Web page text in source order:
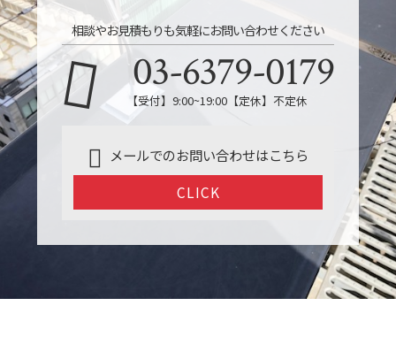
相談やお見積もりも気軽にお問い合わせください
03-6379-0179
【受付】9:00~19:00【定休】不定休
メールでのお問い合わせはこちら
CLICK